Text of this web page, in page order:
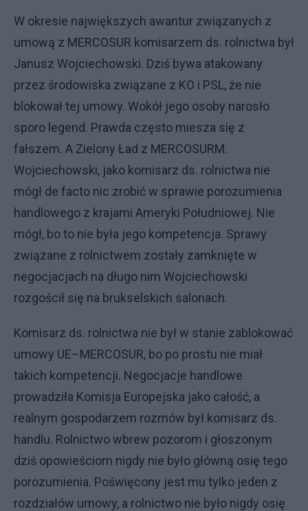
W okresie największych awantur związanych z
umową z MERCOSUR komisarzem ds. rolnictwa był
Janusz Wojciechowski. Dziś bywa atakowany
przez środowiska związane z KO i PSL, że nie
blokował tej umowy. Wokół jego osoby narosło
sporo legend. Prawda często miesza się z
fałszem. A Zielony Ład z MERCOSURM.
Wojciechowski, jako komisarz ds. rolnictwa nie
mógł de facto nic zrobić w sprawie porozumienia
handlowego z krajami Ameryki Południowej. Nie
mógł, bo to nie była jego kompetencja. Sprawy
związane z rolnictwem zostały zamknięte w
negocjacjach na długo nim Wojciechowski
rozgościł się na brukselskich salonach.
Komisarz ds. rolnictwa nie był w stanie zablokować
umowy UE–MERCOSUR, bo po prostu nie miał
takich kompetencji. Negocjacje handlowe
prowadziła Komisja Europejska jako całość, a
realnym gospodarzem rozmów był komisarz ds.
handlu. Rolnictwo wbrew pozorom i głoszonym
dziś opowieściom nigdy nie było główną osię tego
porozumienia. Poświęcony jest mu tylko jeden z
rozdziałów umowy, a rolnictwo nie było nigdy osię